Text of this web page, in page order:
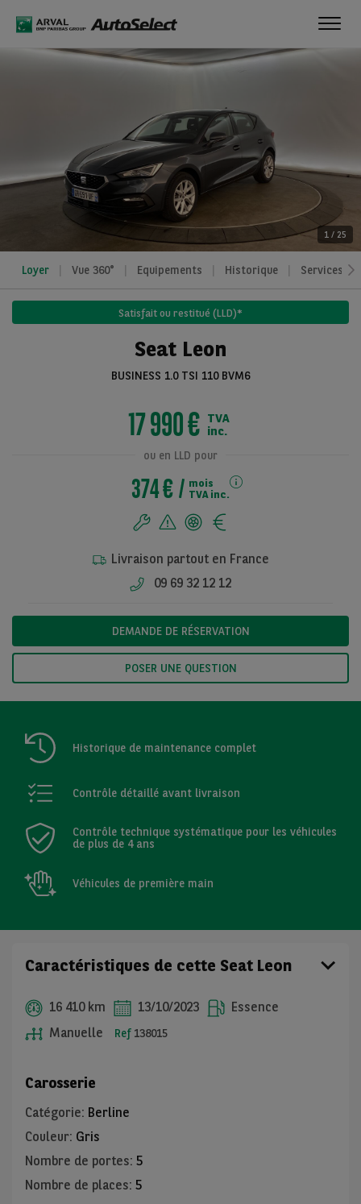
1 / 25
Voir toutes les
Loyer Vue 360° Equipements Historique Services
Satisfait ou restitué (LLD)*
Seat Leon
BUSINESS 1.0 TSI 110 BVM6
17 990 € TVA
inc.
ou en LLD pour
374 €
mois
TVA inc.
Livraison partout en France
09 69 32 12 12
DEMANDE DE RÉSERVATION
POSER UNE QUESTION
Historique de maintenance complet
Contrôle détaillé avant livraison
Contrôle technique systématique pour les véhicules
de plus de 4 ans
Véhicules de première main
Caractéristiques de cette Seat Leon
16 410 km 13/10/2023
Essence
Manuelle
Ref 138015
Carosserie
Catégorie: Berline
Couleur: Gris
Nombre de portes: 5
Nombre de places: 5